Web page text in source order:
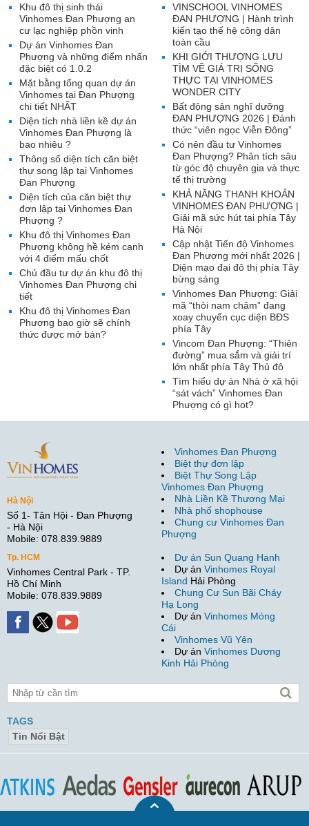
VINSCHOOL VINHOMES
ĐAN PHƯỢNG | Hành trình
kiến tạo thế hệ công dân
toàn cầu
KHI GIỚI THƯỢNG LƯU
TÌM VỀ GIÁ TRỊ SỐNG
THỰC TẠI VINHOMES
WONDER CITY
Bất động sản nghĩ dưỡng
ĐAN PHƯỢNG 2026 | Đánh
thức “viên ngọc Viễn Đông”
Có nên đầu tư Vinhomes
Đan Phượng? Phân tích sâu
từ góc độ chuyên gia và thực
tế thị trường
KHẢ NĂNG THANH KHOẢN
VINHOMES ĐAN PHƯỢNG |
Giải mã sức hút tại phía Tây
Hà Nội
Cập nhật Tiến độ Vinhomes
Đan Phượng mới nhất 2026 |
Diện mạo đại đô thị phía Tây
bừng sáng
Vinhomes Đan Phượng: Giải
mã “thỏi nam châm” đang
xoay chuyển cục diện BĐS
phía Tây
Vincom Đan Phượng: “Thiên
đường” mua sắm và giải trí
lớn nhất phía Tây Thủ đô
Tìm hiểu dự án Nhà ở xã hội
“sát vách” Vinhomes Đan
Phượng có gì hot?
Khu đô thị sinh thái
Vinhomes Đan Phượng an
cư lạc nghiệp phồn vinh
Dự án Vinhomes Đan
Phượng và những điểm nhấn
đặc biệt có 1.0.2
Mặt bằng tổng quan dự án
Vinhomes tại Đan Phượng
chi tiết NHẤT
Diện tích nhà liền kề dự án
Vinhomes Đan Phượng là
bao nhiêu ?
Thông số diện tích căn biệt
thự song lập tại Vinhomes
Đan Phượng
Diện tích của căn biệt thự
đơn lập tại Vinhomes Đan
Phượng ?
Khu đô thị Vinhomes Đan
Phượng không hề kém cạnh
với 4 điểm mấu chốt
Chủ đầu tư dự án khu đô thị
Vinhomes Đan Phượng chi
tiết
Khu đô thị Vinhomes Đan
Phượng bao giờ sẽ chính
thức được mở bán?
Hà Nội
Số 1- Tân Hội - Đan Phượng
- Hà Nội
Mobile: 078.839.9889
Tp. HCM
Vinhomes Central Park - TP.
Hồ Chí Minh
Mobile: 078.839.9889
Vinhomes Đan Phượng
Biệt thự đơn lập
Biệt Thự Song Lập
Vinhomes Đan Phượng
Nhà Liền Kề Thương Mại
Nhà phố shophouse
Chung cư Vinhomes Đan
Phượng
Dự án Sun Quang Hanh
Dự án Vinhomes Royal
Island Hải Phòng
Chung Cư Sun Bãi Cháy
Hạ Long
Dự án Vinhomes Móng
Cái
Vinhomes Vũ Yên
Dự án Vinhomes Dương
Kinh Hải Phòng
TAGS
Tin Nổi Bật